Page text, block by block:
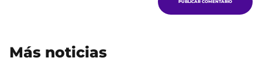
Más noticias